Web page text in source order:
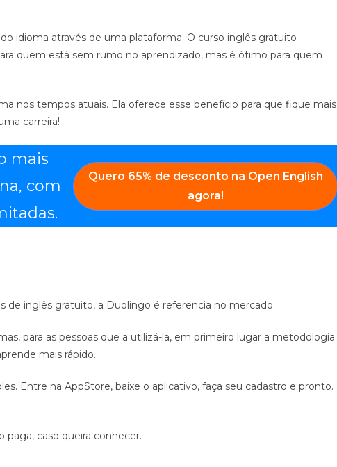
idioma através de uma plataforma. O curso inglês gratuito
quem está sem rumo no aprendizado, mas é ótimo para quem
nos tempos atuais. Ela oferece esse benefício para que fique mais
carreira!
mais
com
Quero 65% de desconto na Open English
agora!
de inglês gratuito, a Duolingo é referencia no mercado.
para as pessoas que a utilizá-la, em primeiro lugar a metodologia
mais rápido.
Entre na AppStore, baixe o aplicativo, faça seu cadastro e pronto.
caso queira conhecer.